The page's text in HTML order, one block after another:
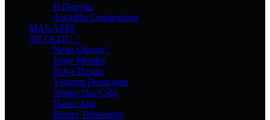
İş Dünyası
Aşçıoğlu Construction
MAGAZIN
NE OLDU ?
Neler Oluyor ?
Jorge Mendes
Fulya Davası
Yıldırım Demirören
Ahmet Nur Çebi
Hasan Arat
Hürser Tekinoktay